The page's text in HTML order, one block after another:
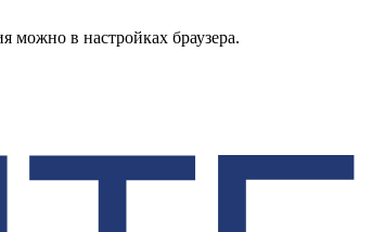
можно в настройках браузера.